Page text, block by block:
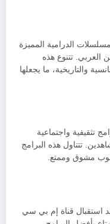
الدرامية المميزة
تتنوع هذه
والتاريخية، ما يجعلها
تثقيفية واجتماعية
تتناول هذه البرامج
مشوق وممتع.
استقبال قناة إم بي سي